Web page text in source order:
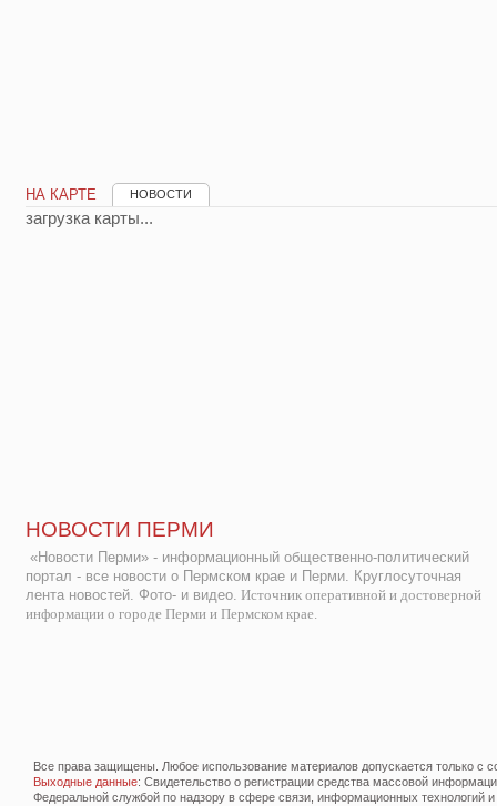
НА КАРТЕ НОВОСТИ
загрузка карты...
НОВОСТИ ПЕРМИ
«Новости Перми» - информационный общественно-политический
портал - все новости о Пермском крае и Перми. Круглосуточная
лента новостей. Фото- и видео. Источник оперативной и достоверной
информации о городе Перми и Пермском крае.
Все права защищены. Любое использование материалов допускается только с
Выходные данные: Свидетельство о регистрации средства массовой
Федеральной службой по надзору в сфере связи, информационных технологий